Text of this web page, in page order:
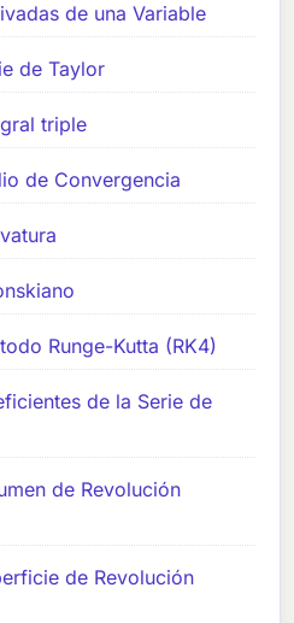
de una Variable
de Taylor
triple
de Convergencia
Runge-Kutta (RK4)
de la Serie de
de Revolución
de Revolución